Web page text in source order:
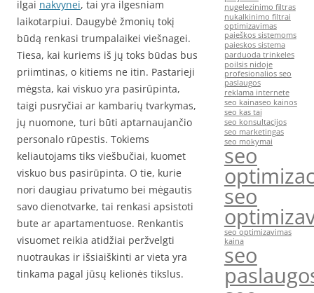
ilgai nakvynei, tai yra ilgesniam
laikotarpiui. Daugybė žmonių tokį
būdą renkasi trumpalaikei viešnagei.
Tiesa, kai kuriems iš jų toks būdas bus
priimtinas, o kitiems ne itin. Pastarieji
mėgsta, kai viskuo yra pasirūpinta,
taigi pusryčiai ar kambarių tvarkymas,
jų nuomone, turi būti aptarnaujančio
personalo rūpestis. Tokiems
keliautojams tiks viešbučiai, kuomet
viskuo bus pasirūpinta. O tie, kurie
nori daugiau privatumo bei mėgautis
savo dienotvarke, tai renkasi apsistoti
bute ar apartamentuose. Renkantis
visuomet reikia atidžiai peržvelgti
nuotraukas ir išsiaiškinti ar vieta yra
tinkama pagal jūsų kelionės tikslus.
nugelezinimo filtras
nukalkinimo filtrai
optimizavimas
paieškos sistemoms
paieskos sistema
parduoda trinkeles
poilsis nidoje
profesionalios seo
paslaugos
reklama internete
seo kainaseo kainos
seo kas tai
seo konsultacijos
seo marketingas
seo mokymai
seo
seo
seo optimizavimas
kaina
seo